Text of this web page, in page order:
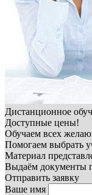
Дистанционное
Доступные цены!
Обучаем всех
Помогаем выбрать
Материал
Выдаём документы
Отправить заявку
Ваше имя